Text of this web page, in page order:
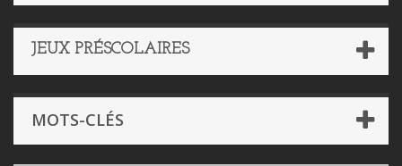
JEUX PRÉSCOLAIRES
MOTS-CLÉS